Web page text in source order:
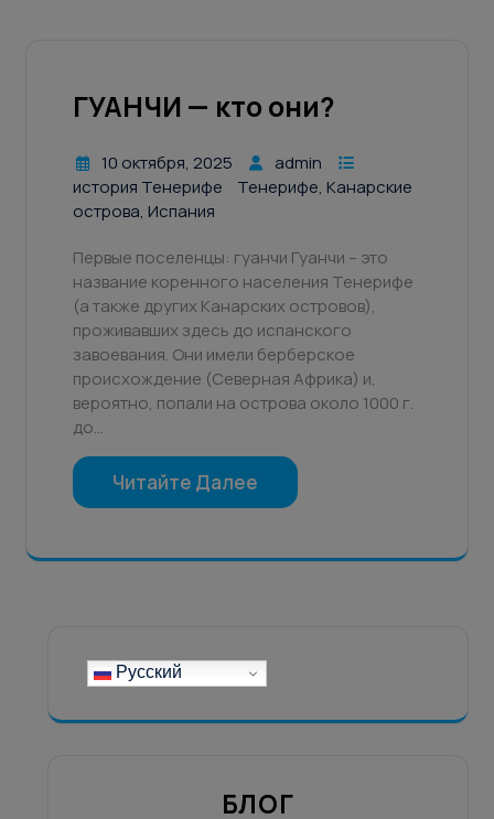
ГУАНЧИ — кто они?
10 октября, 2025
admin
история Тенерифе
Тенерифе, Канарские
острова, Испания
Первые поселенцы: гуанчи Гуанчи – это
название коренного населения Тенерифе
(а также других Канарских островов),
проживавших здесь до испанского
завоевания. Они имели берберское
происхождение (Северная Африка) и,
вероятно, попали на острова около 1000 г.
до…
Читайте Далее
Русский
БЛОГ